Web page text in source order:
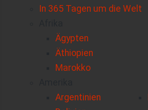
In 365 Tagen um die Welt
Ägypten
Äthiopien
Marokko
Argentinien